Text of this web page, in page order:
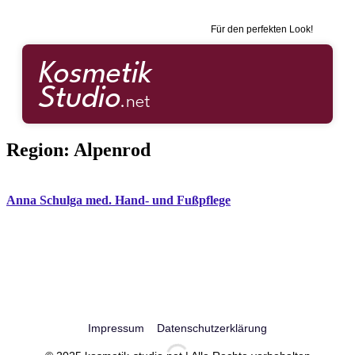
Für den perfekten Look!
Region: Alpenrod
Anna Schulga med. Hand- und Fußpflege
Impressum Datenschutzerklärung